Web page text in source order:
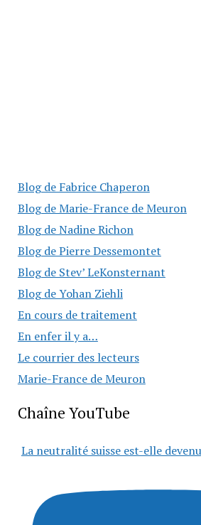
Blog de Fabrice Chaperon
Blog de Marie-France de Meuron
Blog de Nadine Richon
Blog de Pierre Dessemontet
Blog de Stev’ LeKonsternant
Blog de Yohan Ziehli
En cours de traitement
En enfer il y a…
Le courrier des lecteurs
Marie-France de Meuron
Chaîne YouTube
La neutralité suisse est-elle